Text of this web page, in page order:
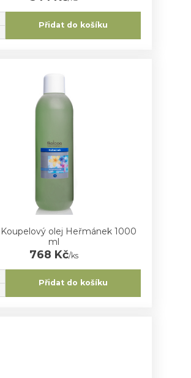
Přidat do košíku
Koupelový olej Heřmánek 1000
ml
768 Kč/ks
Přidat do košíku